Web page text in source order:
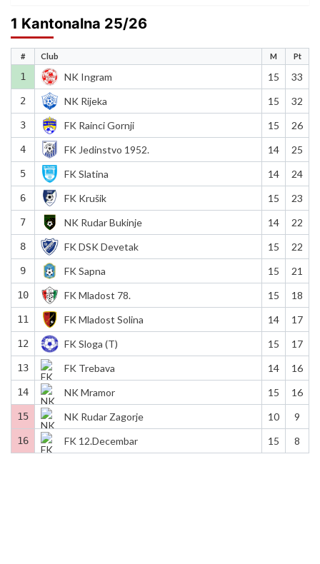
1 Kantonalna 25/26
# Club M Pt
1 NK Ingram 15 33
2 NK Rijeka 15 32
3 FK Rainci Gornji 15 26
4 FK Jedinstvo 1952. 14 25
5 FK Slatina 14 24
6 FK Krušik 15 23
7 NK Rudar Bukinje 14 22
8 FK DSK Devetak 15 22
9 FK Sapna 15 21
10 FK Mladost 78. 15 18
11 FK Mladost Solina 14 17
12 FK Sloga (T) 15 17
13 FK Trebava 14 16
14 NK Mramor 15 16
15 NK Rudar Zagorje 10 9
16 FK 12.Decembar 15 8